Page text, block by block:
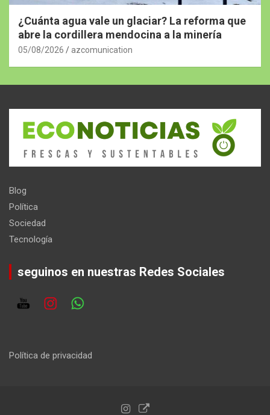
¿Cuánta agua vale un glaciar? La reforma que
abre la cordillera mendocina a la minería
05/08/2026 azcomunication
Blog
Política
Sociedad
Tecnología
seguinos en nuestras Redes Sociales
Política de privacidad